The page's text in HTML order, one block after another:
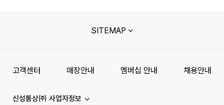
SITEMAP
고객센터 매장안내 멤버십 안내 채용안내
신성통상㈜ 사업자정보